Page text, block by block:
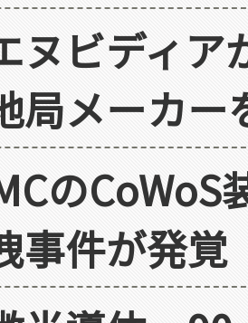
ヌビディア
局メーカー
の
事件が発覚